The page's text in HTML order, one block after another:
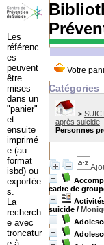
Catégories
>
après suicide
Personnes
cadre de
suicide/
Les
référenc
es
peuvent
être
mises
dans un
"panier"
et
ensuite
imprimé
e (au
format
isbd) ou
exportée
s.
La
recherch
e avec
troncatur